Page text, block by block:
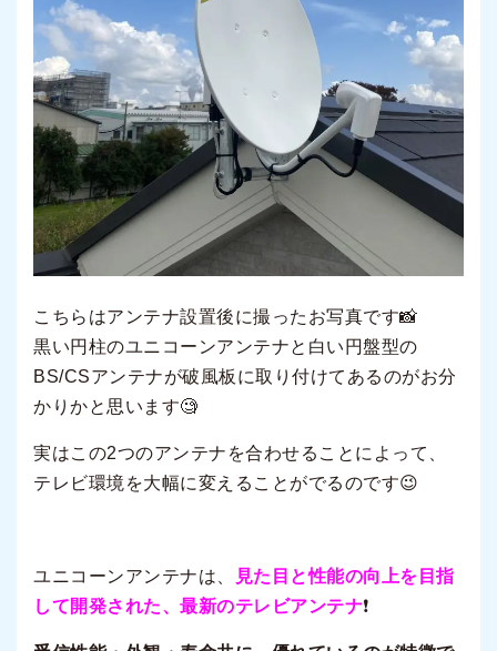
こちらはアンテナ設置後に撮ったお写真です📸
黒い円柱のユニコーンアンテナと白い 円盤型の
BS/CSアンテナが破風板に取り付けてあるのがお分
かりかと思います🧐
実はこの2つのアンテナを合わせることによって、
テレビ環境を大幅に変えることがでるのです😉
ユニコーンアンテナは、
見た目と性能の向上を目指
して開発された、最新のテレビアンテナ❗️